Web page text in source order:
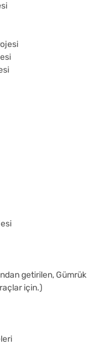
getirilen, Gümrük
için.)